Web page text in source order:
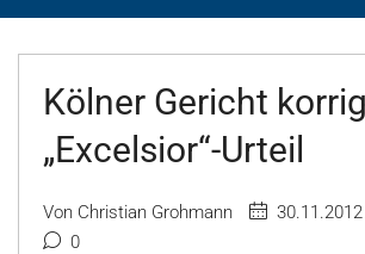
Kölner Gericht
„Excelsior“-Urteil
Von Christian Grohmann 30.11.2012
0